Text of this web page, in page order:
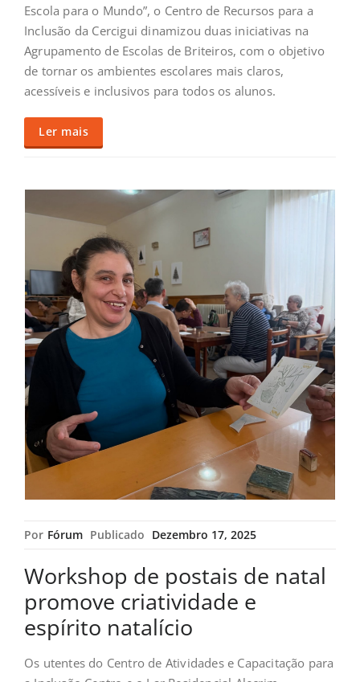
Escola para o Mundo”, o Centro de Recursos para a
Inclusão da Cercigui dinamizou duas iniciativas na
Agrupamento de Escolas de Briteiros, com o objetivo
de tornar os ambientes escolares mais claros,
acessíveis e inclusivos para todos os alunos.
Ler mais
Por Fórum Publicado Dezembro 17, 2025
Workshop de postais de natal
promove criatividade e
espírito natalício
Os utentes do Centro de Atividades e Capacitação para